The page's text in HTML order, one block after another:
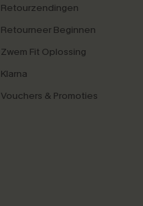
Retourzendingen
Retourneer Beginnen
Zwem Fit Oplossing
Klarna
Vouchers & Promoties